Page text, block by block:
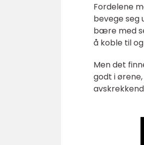
Fordelene
bevege seg
bære med
å koble til
Men det
godt i